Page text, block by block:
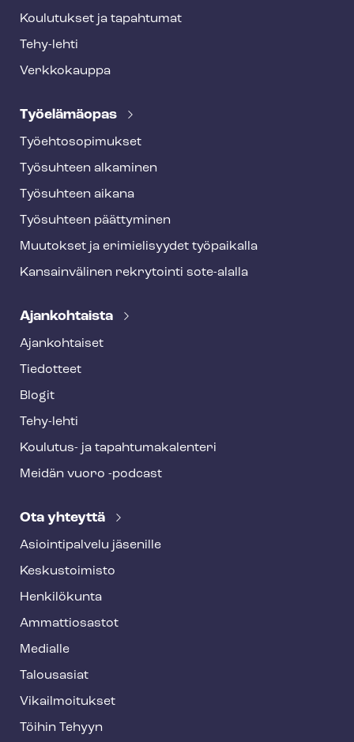
Koulutukset ja tapahtumat
Tehy-lehti
Verkkokauppa
Työelämäopas
Työ­eh­to­so­pi­muk­set
Työsuhteen alkaminen
Työsuhteen aikana
Työsuhteen päättyminen
Muutokset ja erimielisyydet työpaikalla
Kansainvälinen rekrytointi sote-alalla
Ajankohtaista
Ajankohtaiset
Tiedotteet
Blogit
Tehy-lehti
Koulutus- ja ta­pah­tu­ma­ka­len­te­ri
Meidän vuoro -podcast
Ota yhteyttä
Asioin­ti­pal­ve­lu jäsenille
Keskustoimisto
Henkilökunta
Ammattiosastot
Medialle
Talousasiat
Vi­kail­moi­tuk­set
Töihin Tehyyn